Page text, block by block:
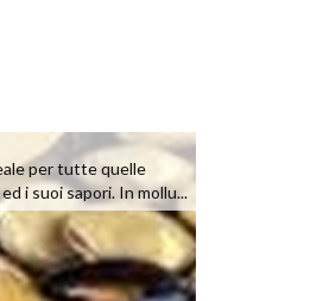
per tutte quelle
i suoi sapori. In mollu...